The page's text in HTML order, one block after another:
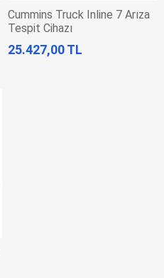
Cummins Truck Inline 7 Arıza
Tespit Cihazı
25.427,00 TL